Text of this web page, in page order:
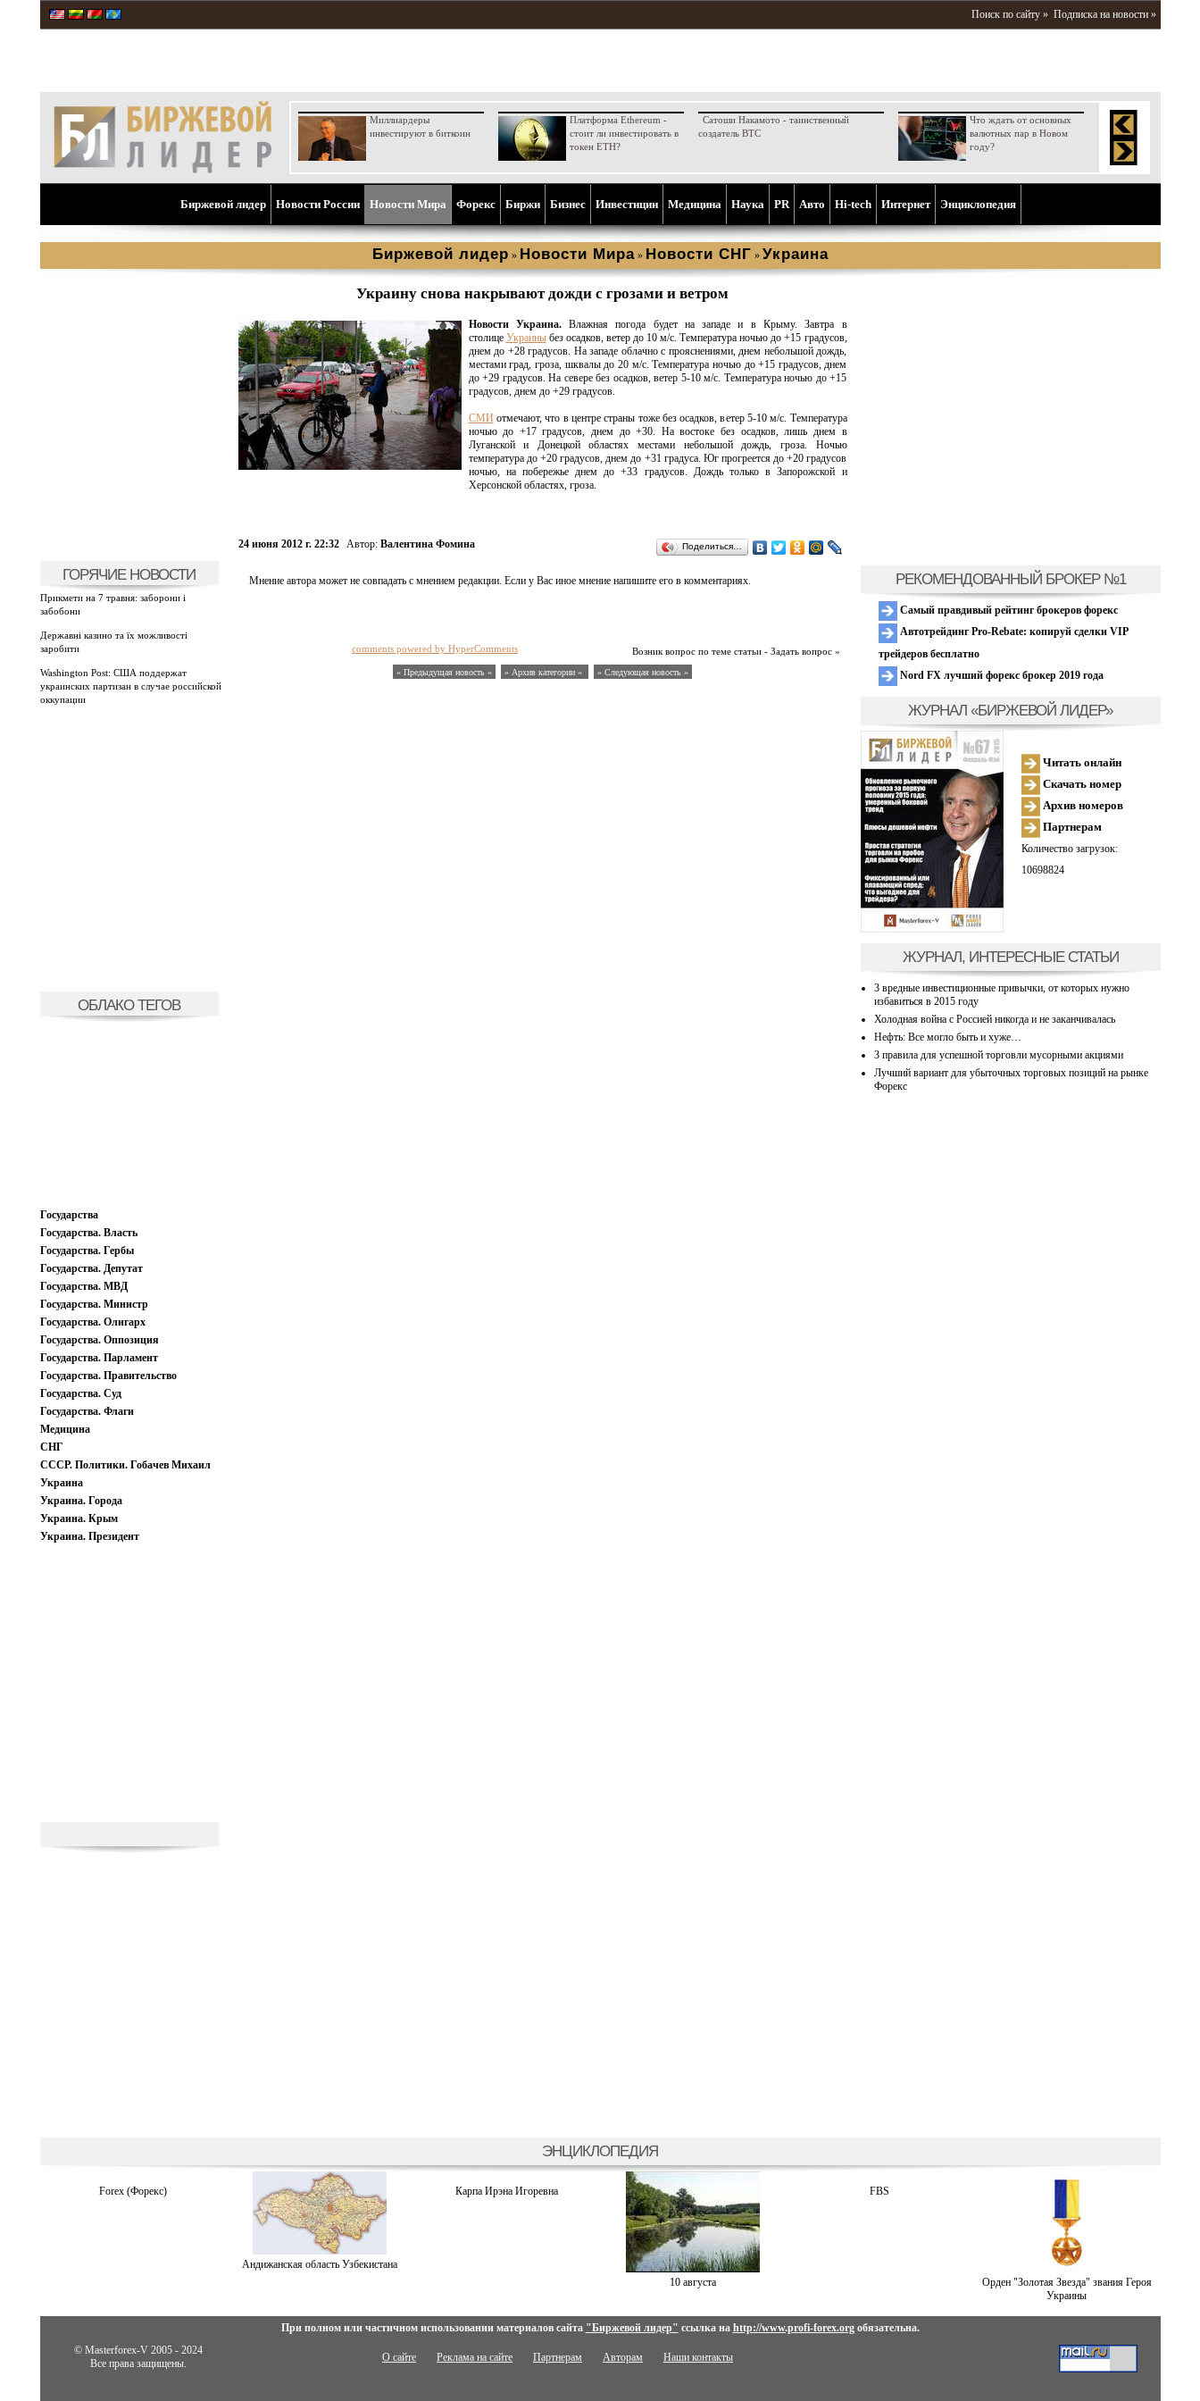
Поиск по сайту » Подписка на новости »
Миллиардеры
инвестируют в биткоин
Платформа Ethereum -
стоит ли инвестировать в
токен ETH?
Сатоши Накамото - таинственный
создатель BTC
Что ждать от основных
валютных пар в Новом
году?
Биржевой лидер Новости России Новости Мира Форекс Биржи Бизнес Инвестиции Медицина Наука PR Aвто Hi-tech Интернет Энциклопедия
Биржевой лидер » Новости Мира » Новости СНГ » Украина
ГОРЯЧИЕ НОВОСТИ
Прикмети на 7 травня: заборони і
забобони
Державні казино та їх можливості
заробити
Washington Post: США поддержат
украинских партизан в случае российской
оккупации
ОБЛАКО ТЕГОВ
Государства
Государства. Власть
Государства. Гербы
Государства. Депутат
Государства. МВД
Государства. Министр
Государства. Олигарх
Государства. Оппозиция
Государства. Парламент
Государства. Правительство
Государства. Суд
Государства. Флаги
Медицина
СНГ
СССР. Политики. Гобачев Михаил
Украина
Украина. Города
Украина. Крым
Украина. Президент
Украину снова накрывают дожди с грозами и ветром
Новости Украина.Влажная погода будет на западе и в Крыму. Завтра в
столице Украиныбез осадков, ветер до 10 м/с. Температура ночью до +15 градусов,
днем до +28 градусов. На западе облачно с прояснениями, днем небольшой дождь,
местами град, гроза, шквалы до 20 м/с. Температура ночью до +15 градусов, днем
до +29 градусов. На севере без осадков, ветер 5-10 м/с. Температура ночью до +15
градусов, днем до +29 градусов.
СМИ отмечают, что в центре страны тоже без осадков, ветер 5-10 м/с. Температура
ночью до +17 градусов, днем до +30. На востоке без осадков, лишь днем в
Луганской и Донецкой областях местами небольшой дождь, гроза. Ночью
температура до +20 градусов, днем до +31 градуса. Юг прогреется до +20 градусов
ночью, на побережье днем до +33 градусов. Дождь только в Запорожской и
Херсонской областях, гроза.
24 июня 2012 г. 22:32 Автор: Валентина Фомина Поделиться…
Мнение автора может не совпадать с мнением редакции. Если у Вас иное мнение напишите его в комментариях.
Возник вопрос по теме статьи - Задать вопрос »
comments powered by HyperComments
« Предыдущая новость « » Архив категории « » Следующая новость »
РЕКОМЕНДОВАННЫЙ БРОКЕР №1
Самый правдивый рейтинг брокеров форекс
Автотрейдинг Pro-Rebate: копируй сделки VIP
трейдеров бесплатно
Nord FX лучший форекс брокер 2019 года
ЖУРНАЛ «БИРЖЕВОЙ ЛИДЕР»
Читать онлайн
Скачать номер
Архив номеров
Партнерам
Количество загрузок:
10698824
ЖУРНАЛ, ИНТЕРЕСНЫЕ СТАТЬИ
3 вредные инвестиционные привычки, от которых нужно
избавиться в 2015 году
Холодная война с Россией никогда и не заканчивалась
Нефть: Все могло быть и хуже…
3 правила для успешной торговли мусорными акциями
Лучший вариант для убыточных торговых позиций на рынке
Форекс
ЭНЦИКЛОПЕДИЯ
Forex (Форекс)
Андижанская область Узбекистана
Карпа Ирэна Игоревна
10 августа
FBS
Орден "Золотая Звезда" звания Героя
Украины
При полном или частичном использовании материалов сайта "Биржевой лидер" ссылка на http://www.profi-forex.orgобязательна.
© Masterforex-V 2005 - 2024
Все права защищены.
О сайте Реклама на сайте Партнерам Авторам Наши контакты